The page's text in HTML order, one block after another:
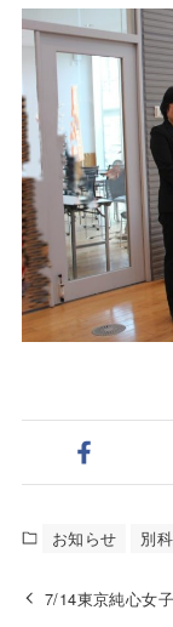
お知らせ 別
7/14東京純心女